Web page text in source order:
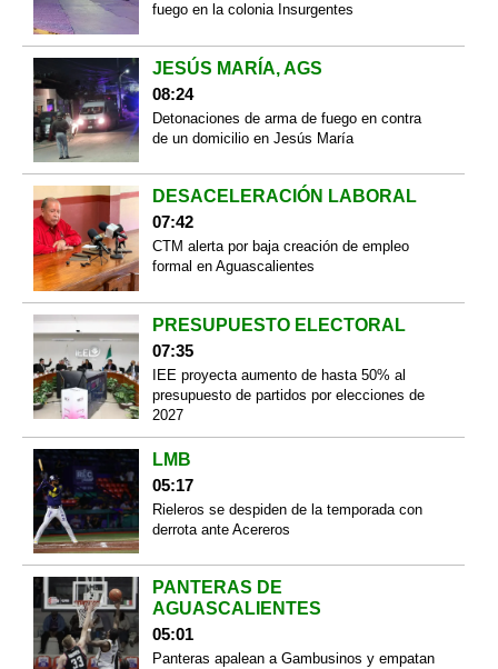
fuego en la colonia Insurgentes
JESÚS MARÍA, AGS
08:24
Detonaciones de arma de fuego en contra
de un domicilio en Jesús María
DESACELERACIÓN LABORAL
07:42
CTM alerta por baja creación de empleo
formal en Aguascalientes
PRESUPUESTO ELECTORAL
07:35
IEE proyecta aumento de hasta 50% al
presupuesto de partidos por elecciones de
2027
LMB
05:17
Rieleros se despiden de la temporada con
derrota ante Acereros
PANTERAS DE
AGUASCALIENTES
05:01
Panteras apalean a Gambusinos y empatan